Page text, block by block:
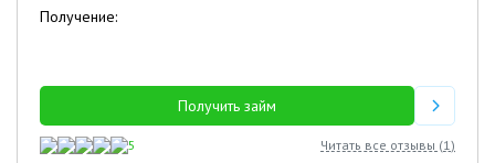
Получение:
Получить займ
5 Читать все отзывы (1)